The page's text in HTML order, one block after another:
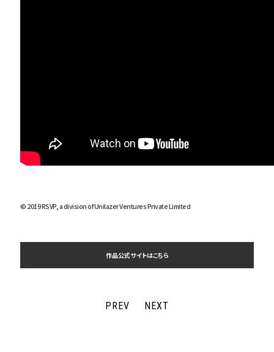
© 2019 RSVP, a division of Unilazer Ventures Private Limited
作品公式サイトはこちら
PREV NEXT